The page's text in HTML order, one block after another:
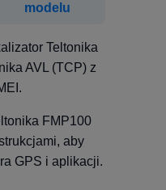
modelu
Teltonika
AVL (TCP) z
FMP100
aby
GPS i aplikacji.